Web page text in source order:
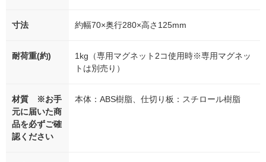
寸法 約幅70×奥行280×高さ125mm
耐荷重(約)
1kg（専用マグネット2コ使用時※専用マグネッ
トは別売り）
材質 ※お手
元に届いた商
品を必ずご確
認ください
本体：ABS樹脂、仕切り板：スチロール樹脂